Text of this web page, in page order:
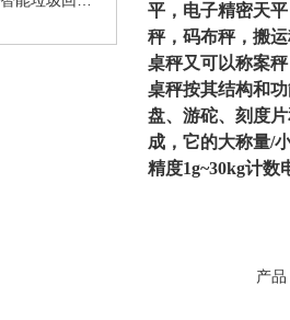
平，电子精密天
秤，码布秤，搬
桌秤又可以称案
桌秤按其结构和
盘、游砣、刻度
成，它的大称量/
精度1g~30kg计数
产品